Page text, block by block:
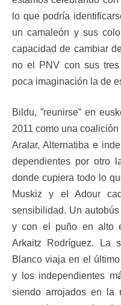
lo que podría
un camaleón y sus
capacidad de cambiar
no el PNV con sus tres
poca imaginación la de
Bildu, ”reunirse” en
2011 como una
Aralar, Alternatiba e
dependientes por otro
donde cupiera todo lo
Muskiz y el Adour
sensibilidad. Un
y con el puño en alto
Arkaitz Rodríguez. La
Blanco viaja en el
y los independientes
siendo arrojados en la